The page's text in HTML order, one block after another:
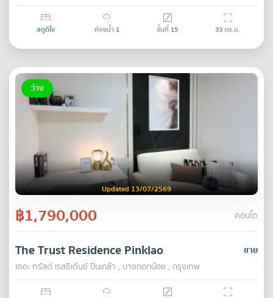
สตูดิโอ ห้องน้ำ 1 ชั้นที่ 15 33ตร.ม.
ว่าง
Updated 13/07/2569
฿1,790,000 คอนโด
ขาย
The Trust Residence Pinklao
เดอะ ทรัสต์ เรสซิเด้นซ์ ปิ่นเกล้า , บางกอกน้อย , กรุงเทพ